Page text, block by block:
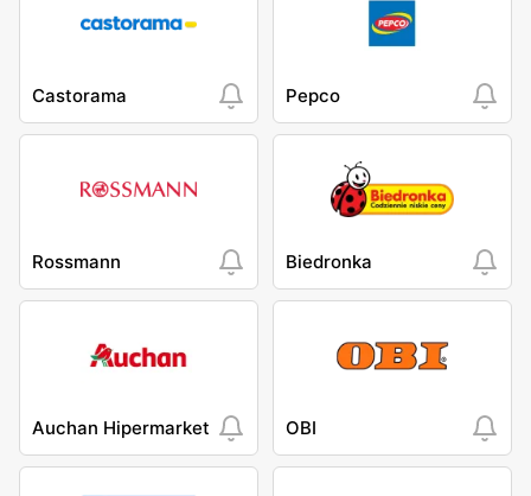
Castorama Pepco
Rossmann Biedronka
Auchan Hipermarket OBI